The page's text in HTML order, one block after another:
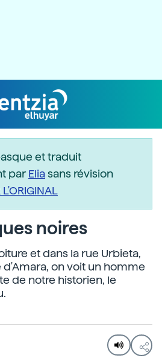
et traduit
parEliasans révision
L'ORIGINAL
noires
et dans la rue Urbieta,
on voit un homme
de notre historien, le